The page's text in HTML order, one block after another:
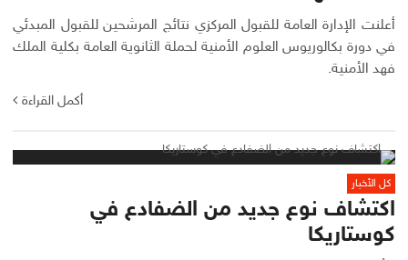
أعلنت الإدارة العامة للقبول المركزي نتائج المرشحين للقبول المبدئي
في دورة بكالوريوس العلوم الأمنية لحملة الثانوية العامة بكلية الملك
فهد الأمنية.
أكمل القراءة
كل الأخبار
اكتشاف نوع جديد من الضفادع في
كوستاريكا